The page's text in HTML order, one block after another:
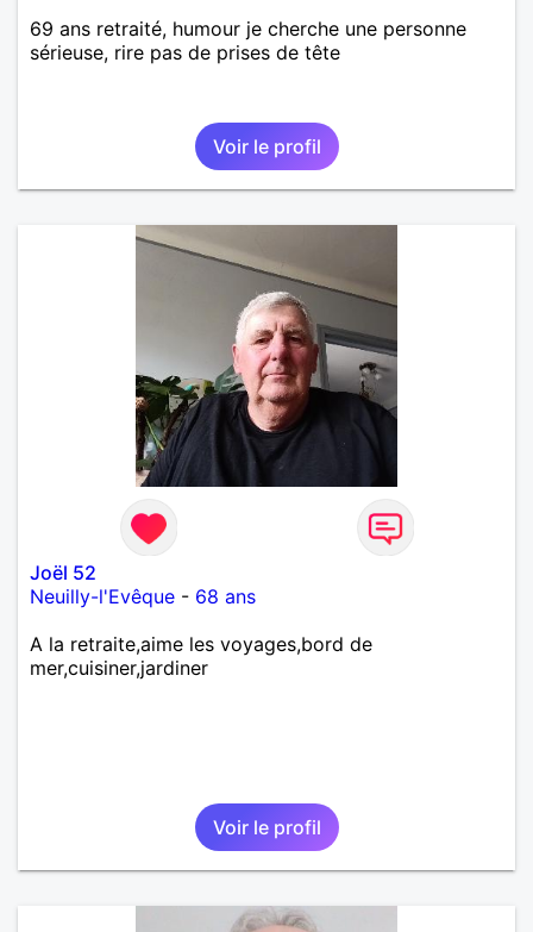
69 ans retraité, humour je cherche une personne
sérieuse, rire pas de prises de tête
Voir le profil
Joël 52
Neuilly-l'Evêque - 68 ans
A la retraite,aime les voyages,bord de
mer,cuisiner,jardiner
Voir le profil